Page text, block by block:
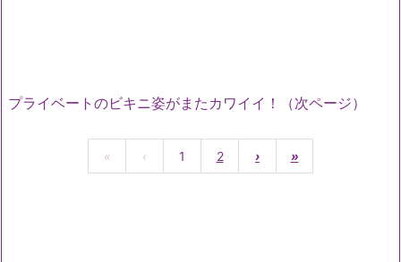
プライベートのビキニ姿がまたカワイイ！（次ページ）
« ‹ 1 2 › »